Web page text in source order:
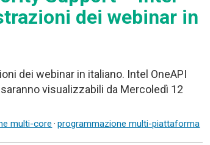
dei webinar in
dei webinar in italiano. Intel OneAPI
visualizzabili da Mercoledì 12
multi-core ·programmazione multi-piattaforma